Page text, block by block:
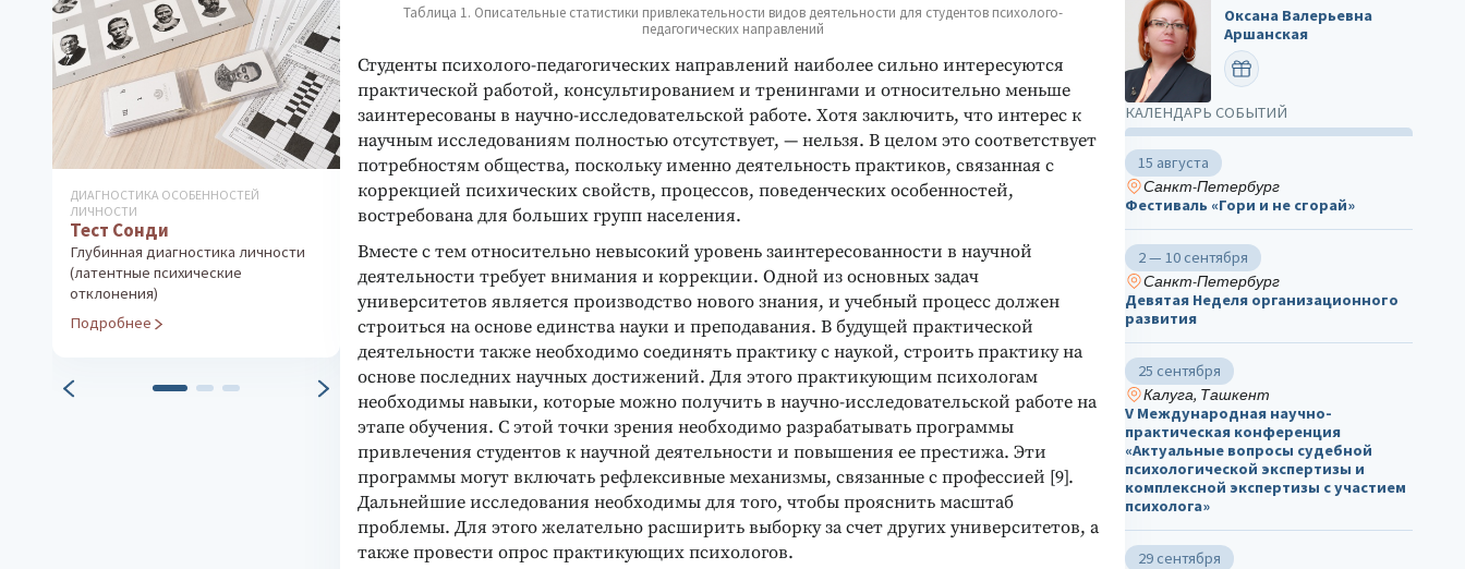
Таблица 1. Описательные статистики привлекательности видов деятельности для студентов психолого-
педагогических направлений
Студенты психолого-педагогических направлений наиболее сильно интересуются
практической работой, консультированием и тренингами и относительно меньше
заинтересованы в научно-исследовательской работе. Хотя заключить, что интерес к
научным исследованиям полностью отсутствует, — нельзя. В целом это соответствует
потребностям общества, поскольку именно деятельность практиков, связанная с
коррекцией психических свойств, процессов, поведенческих особенностей,
востребована для больших групп населения.
Вместе с тем относительно невысокий уровень заинтересованности в научной
деятельности требует внимания и коррекции. Одной из основных задач
университетов является производство нового знания, и учебный процесс должен
строиться на основе единства науки и преподавания. В будущей практической
деятельности также необходимо соединять практику с наукой, строить практику на
основе последних научных достижений. Для этого практикующим психологам
необходимы навыки, которые можно получить в научно-исследовательской работе на
этапе обучения. С этой точки зрения необходимо разрабатывать программы
привлечения студентов к научной деятельности и повышения ее престижа. Эти
программы могут включать рефлексивные механизмы, связанные с профессией [9].
Дальнейшие исследования необходимы для того, чтобы прояснить масштаб
проблемы. Для этого желательно расширить выборку за счет других университетов, а
также провести опрос практикующих психологов.
ДИАГНОСТИКА ОСОБЕННОСТЕЙ
ЛИЧНОСТИ
Тест Сонди
Глубинная диагностика личности
(латентные психические
отклонения)
Подробнее
ДИАГНОСТИКА ИНТЕЛЛЕКТУАЛЬНЫХ И
ТВОРЧЕСКИХ СПОСОБНОСТЕЙ
Тест Векслера (взрослый
вариант)
Измерение уровня развития
интеллекта
Подробнее
ДИАГНОСТИКА МОТИВАЦИИ
Мониторинг трудовых
Диагностика и управление
мотивацией персонала в
организации
Подробнее
Оксана Валерьевна
Аршанская
ПОЗДРАВИТЬ
КАЛЕНДАРЬ СОБЫТИЙ
15 августа
Санкт-Петербург
Фестиваль «Гори и не сгорай»
2 — 10 сентября
Санкт-Петербург
Девятая Неделя организационного
развития
25 сентября
Калуга, Ташкент
V Международная научно-
практическая конференция
«Актуальные вопросы судебной
психологической экспертизы и
комплексной экспертизы с участием
психолога»
29 сентября